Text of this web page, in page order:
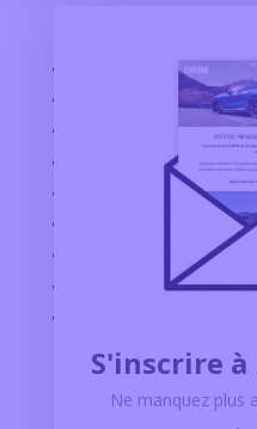
S'inscrire
Ne manquez plus